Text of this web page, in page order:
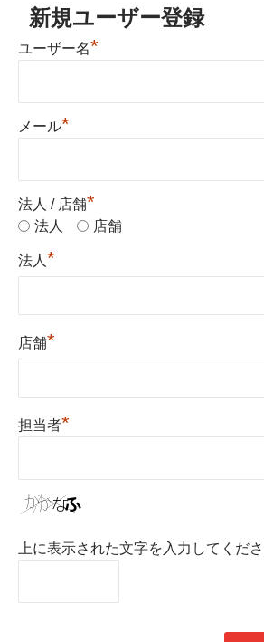
新規ユーザー登録
ユーザー名*
メール*
法人 / 店舗*
法人 店舗
法人 *
店舗*
担当者*
上に表示された文字を入力してくださ